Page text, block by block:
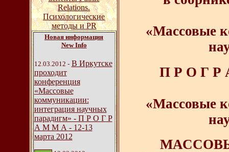
Relations.
Психологические
методы и PR
Новая информация
New Info
12.03.2012 - В Иркутске
проходит
конференция
«Массовые
коммуникации:
интеграция научных
парадигм» - П Р О Г Р
А М М А - 12-13
марта 2012
«Массовые
П Р О Г Р
«Массовые